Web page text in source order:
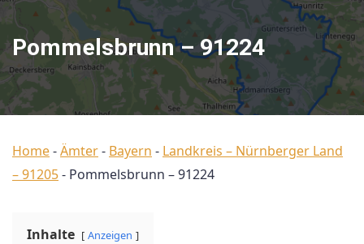
Pommelsbrunn – 91224
Home-Ämter- Bayern - Landkreis – Nürnberger Land
– 91205- Pommelsbrunn – 91224
Inhalte Anzeigen